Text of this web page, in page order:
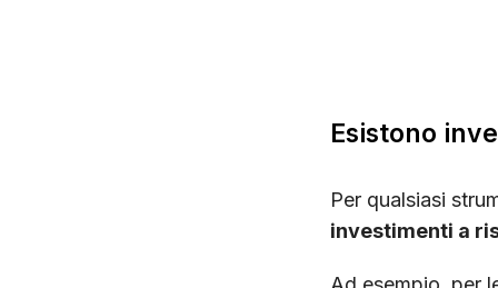
Esistono
Per qualsiasi
investimenti a